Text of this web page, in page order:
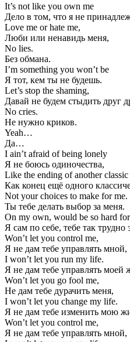
It’s not like you own me
Дело в том, что я не
Love me or hate me,
Люби или ненавидь меня,
No lies.
Без обмана.
I’m something you won’t be
Я тот, кем ты не будешь.
Let’s stop the shaming,
Давай не будем стыдить друг
No cries.
Не нужно криков.
Yeah…
Да…
I ain’t afraid of being lonely
Я не боюсь одиночества,
Like the ending of another
Как конец ещё одного
Not your choices to make for me.
Ты тебе делать выбор за меня.
On my own, would be so hard
Я сам по себе, тебе так трудно
Won’t let you control me,
Я не дам тебе управлять мной,
I won’t let you run my life.
Я не дам тебе управлять моей
Won’t let you go fool me,
Не дам тебе дурачить меня,
I won’t let you change my life.
Я не дам тебе изменить мою
Won’t let you control me,
Я не дам тебе управлять мной,